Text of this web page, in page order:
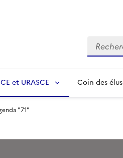
Recherche
et URASCE Coin des élus
"71"